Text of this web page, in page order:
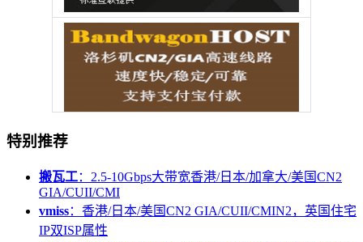
特别推荐
搬瓦工：2.5-10Gbps大带宽香港/日本/加拿大/美国CN2
GIA/CUII/CMI
vmiss：香港/日本/美国CN2 GIA/CUII/CMIN2，英国住宅
IP双ISP属性